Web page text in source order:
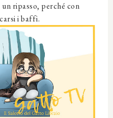
un ripasso, perché con
i baffi.